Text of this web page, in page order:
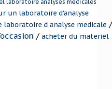
laboratoire analyses medicales
un laboratoire d'analyse
laboratoire d analyse medicale /
/ acheter du materiel